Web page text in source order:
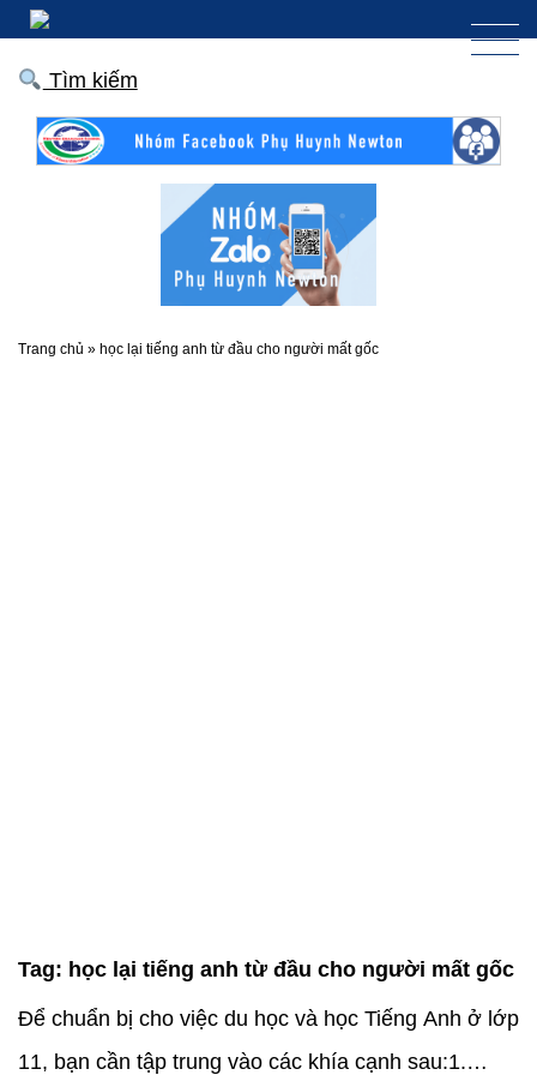
Tìm kiếm
Trang chủ » học lại tiếng anh từ đầu cho người mất gốc
Tag: học lại tiếng anh từ đầu cho người mất gốc
Để chuẩn bị cho việc du học và học Tiếng Anh ở lớp
11, bạn cần tập trung vào các khía cạnh sau:1.